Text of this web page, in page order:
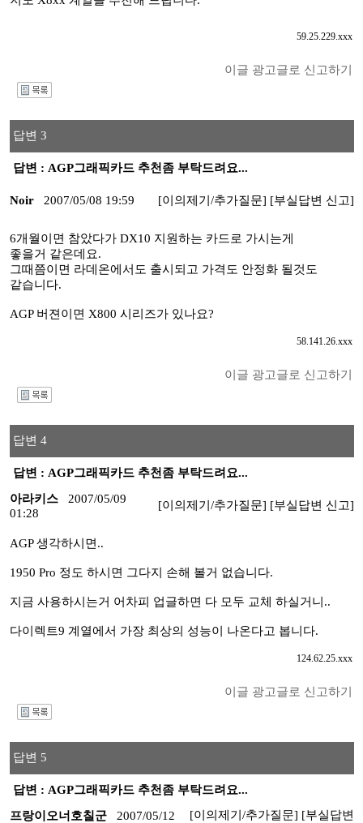
59.25.229.xxx
이글 광고글로 신고하기
답변 3
답변 : AGP그래픽카드 추천좀 부탁드려요...
Noir 2007/05/08 19:59 [이의제기/추가질문] [부실답변 신고]
6개월이면 참았다가 DX10 지원하는 카드로 가시는게
좋을거 같은데요.
그때쯤이면 라데온에서도 출시되고 가격도 안정화 될것도
같습니다.
AGP 버젼이면 X800 시리즈가 있나요?
58.141.26.xxx
이글 광고글로 신고하기
답변 4
답변 : AGP그래픽카드 추천좀 부탁드려요...
아라키스
2007/05/09
01:28
[이의제기/추가질문] [부실답변 신고]
AGP 생각하시면..
1950 Pro 정도 하시면 그다지 손해 볼거 없습니다.
지금 사용하시는거 어차피 업글하면 다 모두 교체 하실거니..
다이렉트9 계열에서 가장 최상의 성능이 나온다고 봅니다.
124.62.25.xxx
이글 광고글로 신고하기
답변 5
답변 : AGP그래픽카드 추천좀 부탁드려요...
프랑이오너호칠군
2007/05/12
[이의제기/추가질문] [부실답변